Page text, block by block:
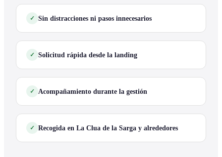
Sin distracciones ni pasos innecesarios
Solicitud rápida desde la landing
Acompañamiento durante la gestión
Recogida en La Clua de la Sarga y alrededores